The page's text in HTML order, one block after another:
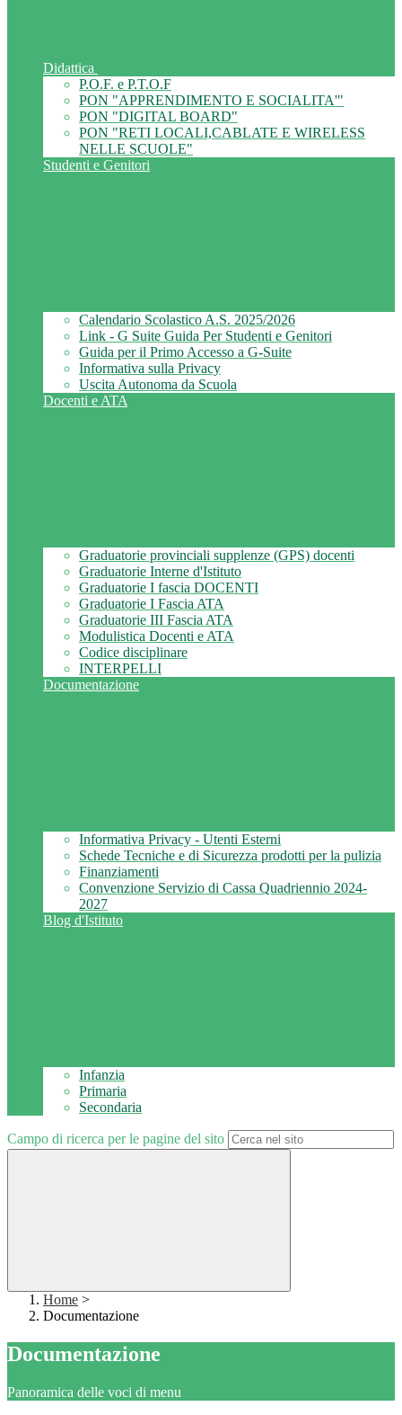
Didattica
P.O.F. e P.T.O.F
PON "APPRENDIMENTO E SOCIALITA'"
PON "DIGITAL BOARD"
PON "RETI LOCALI,CABLATE E WIRELESS
NELLE SCUOLE"
Studenti e Genitori
Calendario Scolastico A.S. 2025/2026
Link - G Suite Guida Per Studenti e Genitori
Guida per il Primo Accesso a G-Suite
Informativa sulla Privacy
Uscita Autonoma da Scuola
Docenti e ATA
Graduatorie provinciali supplenze (GPS) docenti
Graduatorie Interne d'Istituto
Graduatorie I fascia DOCENTI
Graduatorie I Fascia ATA
Graduatorie III Fascia ATA
Modulistica Docenti e ATA
Codice disciplinare
INTERPELLI
Documentazione
Informativa Privacy - Utenti Esterni
Schede Tecniche e di Sicurezza prodotti per la pulizia
Finanziamenti
Convenzione Servizio di Cassa Quadriennio 2024-
2027
Blog d'Istituto
Infanzia
Primaria
Secondaria
Campo di ricerca per le pagine del sito
Home >
Documentazione
Documentazione
Panoramica delle voci di menu